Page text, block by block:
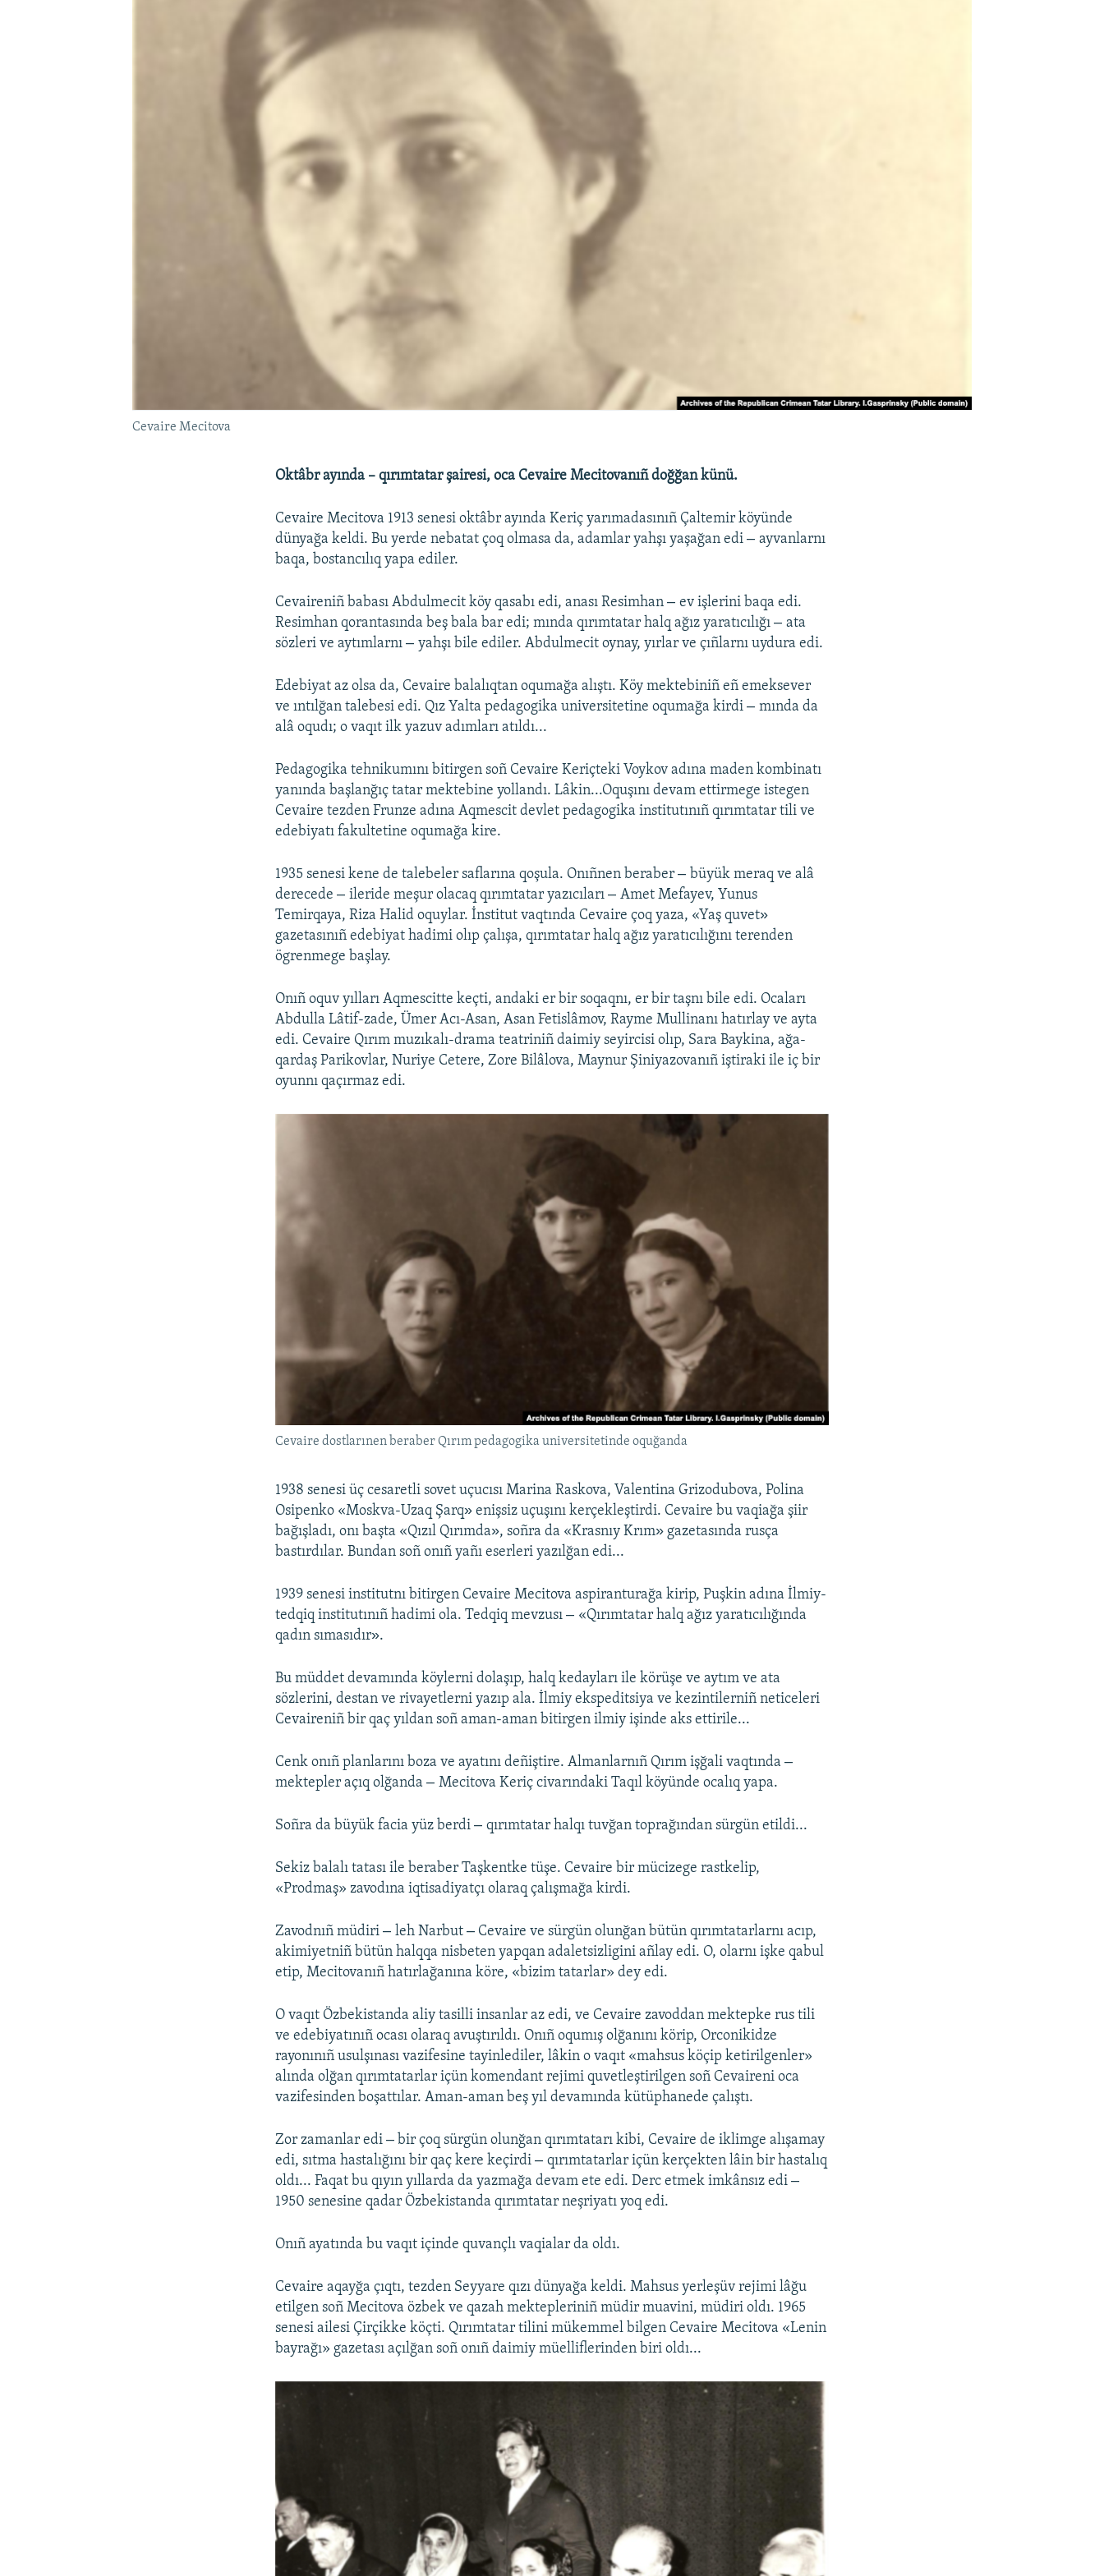
Cevaire Mecitova
Oktâbr ayında – qırımtatar şairesi, oca Cevaire Mecitovanıñ doğğan künü.
Cevaire Mecitova 1913 senesi oktâbr ayında Keriç yarımadasınıñ Çaltemir köyünde
dünyağa keldi. Bu yerde nebatat çoq olmasa da, adamlar yahşı yaşağan edi–ayvanlarnı
baqa, bostancılıq yapa ediler.
Cevaireniñ babası Abdulmecit köy qasabı edi, anası Resimhan–ev işlerini baqa edi.
Resimhan qorantasında beş bala bar edi; mında qırımtatar halq ağız yaratıcılığı–ata
sözleri ve aytımlarnı–yahşı bile ediler. Abdulmecit oynay, yırlar ve çıñlarnı uydura edi.
Edebiyat az olsa da, Cevaire balalıqtan oqumağa alıştı. Köy mektebiniñ eñ emeksever
ve ıntılğan talebesi edi. Qız Yalta pedagogika universitetine oqumağa kirdi–mında da
alâ oqudı; o vaqıt ilk yazuv adımları atıldı...
Pedagogika tehnikumını bitirgen soñ Cevaire Keriçteki Voykov adına maden kombinatı
yanında başlanğıç tatar mektebine yollandı. Lâkin...Oquşını devam ettirmege istegen
Cevaire tezden Frunze adına Aqmescit devlet pedagogika institutınıñ qırımtatar tili ve
edebiyatı fakultetine oqumağa kire.
1935 senesi kene de talebeler saflarına qoşula. Onıñnen beraber–büyük meraq ve alâ
derecede–ileride meşur olacaq qırımtatar yazıcıları– Amet Mefayev, Yunus
Temirqaya, Riza Halid oquylar. İnstitut vaqtında Cevaire çoq yaza, «Yaş quvet»
gazetasınıñ edebiyat hadimi olıp çalışa, qırımtatar halq ağız yaratıcılığını terenden
ögrenmege başlay.
Onıñ oquv yılları Aqmescitte keçti, andaki er bir soqaqnı, er bir taşnı bile edi. Ocaları
Abdulla Lâtif-zade, Ümer Acı-Asan, Asan Fetislâmov, Rayme Mullinanı hatırlay ve ayta
edi. Cevaire Qırım muzıkalı-drama teatriniñ daimiy seyircisi olıp, Sara Baykina, ağa-
qardaş Parikovlar, Nuriye Cetere, Zore Bilâlova, Maynur Şiniyazovanıñ iştiraki ile iç bir
oyunnı qaçırmaz edi.
Cevaire dostlarınen beraber Qırım pedagogika universitetinde oquğanda
1938 senesi üç cesaretli sovet uçucısı Marina Raskova, Valentina Grizodubova, Polina
Osipenko «Moskva-Uzaq Şarq» enişsiz uçuşını kerçekleştirdi. Cevaire bu vaqiağa şiir
bağışladı, onı başta «Qızıl Qırımda», soñra da «Krasnıy Krım» gazetasında rusça
bastırdılar. Bundan soñ onıñ yañı eserleri yazılğan edi...
1939 senesi institutnı bitirgen Cevaire Mecitova aspiranturağa kirip, Puşkin adına İlmiy-
tedqiq institutınıñ hadimi ola. Tedqiq mevzusı– «Qırımtatar halq ağız yaratıcılığında
qadın sımasıdır».
Bu müddet devamında köylerni dolaşıp, halq kedayları ile körüşe ve aytım ve ata
sözlerini, destan ve rivayetlerni yazıp ala. İlmiy ekspeditsiya ve kezintilerniñ neticeleri
Cevaireniñ bir qaç yıldan soñ aman-aman bitirgen ilmiy işinde aks ettirile...
Cenk onıñ planlarını boza ve ayatını deñiştire. Almanlarnıñ Qırım işğali vaqtında–
mektepler açıq olğanda–Mecitova Keriç civarındaki Taqıl köyünde ocalıq yapa.
Soñra da büyük facia yüz berdi–qırımtatar halqı tuvğan toprağından sürgün etildi...
Sekiz balalı tatası ile beraber Taşkentke tüşe. Cevaire bir mücizege rastkelip,
«Prodmaş» zavodına iqtisadiyatçı olaraq çalışmağa kirdi.
Zavodnıñ müdiri–leh Narbut– Cevaire ve sürgün olunğan bütün qırımtatarlarnı acıp,
akimiyetniñ bütün halqqa nisbeten yapqan adaletsizligini añlay edi. O, olarnı işke qabul
etip, Mecitovanıñ hatırlağanına köre, «bizim tatarlar» dey edi.
O vaqıt Özbekistanda aliy tasilli insanlar az edi, ve Cevaire zavoddan mektepke rus tili
ve edebiyatınıñ ocası olaraq avuştırıldı. Onıñ oqumış olğanını körip, Orconikidze
rayonınıñ usulşınası vazifesine tayinlediler, lâkin o vaqıt «mahsus köçip ketirilgenler»
alında olğan qırımtatarlar içün komendant rejimi quvetleştirilgen soñ Cevaireni oca
vazifesinden boşattılar. Aman-aman beş yıl devamında kütüphanede çalıştı.
Zor zamanlar edi– bir çoq sürgün olunğan qırımtatarı kibi, Cevaire de iklimge alışamay
edi, sıtma hastalığını bir qaç kere keçirdi–qırımtatarlar içün kerçekten lâin bir hastalıq
oldı... Faqat bu qıyın yıllarda da yazmağa devam ete edi. Derc etmek imkânsız edi–
1950 senesine qadar Özbekistanda qırımtatar neşriyatı yoq edi.
Onıñ ayatında bu vaqıt içinde quvançlı vaqialar da oldı.
Cevaire aqayğa çıqtı, tezden Seyyare qızı dünyağa keldi. Mahsus yerleşüv rejimi lâğu
etilgen soñ Mecitova özbek ve qazah mektepleriniñ müdir muavini, müdiri oldı. 1965
senesi ailesi Çirçikke köçti. Qırımtatar tilini mükemmel bilgen Cevaire Mecitova «Lenin
bayrağı» gazetası açılğan soñ onıñ daimiy müelliflerinden biri oldı...